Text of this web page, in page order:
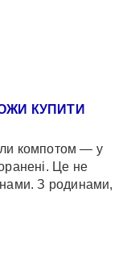
КУПИТИ
компотом — у
Це не
З родинами,